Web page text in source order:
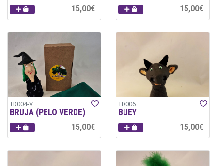
15,00€ 15,00€
TD004-V
BRUJA (PELO VERDE)
15,00€
TD006
BUEY
15,00€